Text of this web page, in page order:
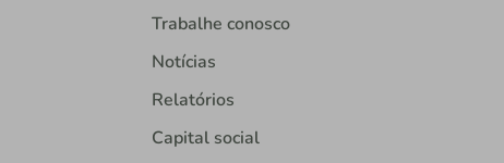
Trabalhe conosco
Notícias
Relatórios
Capital social